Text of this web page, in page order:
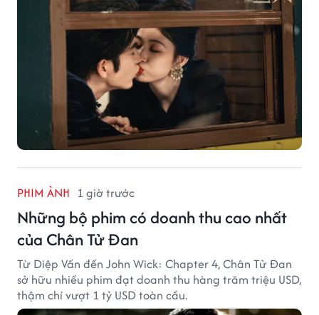
PHIM ẢNH 1 giờ trước
Những bộ phim có doanh thu cao nhất
của Chân Tử Đan
Từ Diệp Vấn đến John Wick: Chapter 4, Chân Tử Đan
sở hữu nhiều phim đạt doanh thu hàng trăm triệu USD,
thậm chí vượt 1 tỷ USD toàn cầu.